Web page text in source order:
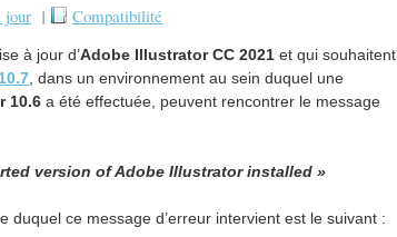
jour | Compatibilité
à jour d’Adobe Illustrator CC 2021 et qui souhaitent
, dans un environnement au sein duquel une
10.6 a été effectuée, peuvent rencontrer le message
version of Adobe Illustrator installed »
duquel ce message d’erreur intervient est le suivant :